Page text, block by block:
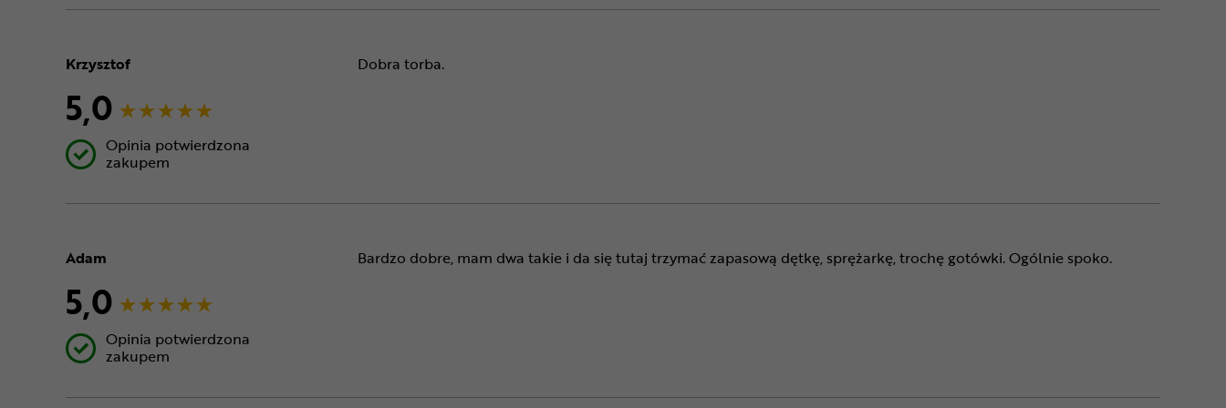
Krzysztof
5,0
Opinia potwierdzona
zakupem
Dobra torba.
Adam
5,0
Opinia potwierdzona
zakupem
Bardzo dobre, mam dwa takie i da się tutaj trzymać zapasową dętkę, sprężarkę, trochę gotówki. Ogólnie spoko.